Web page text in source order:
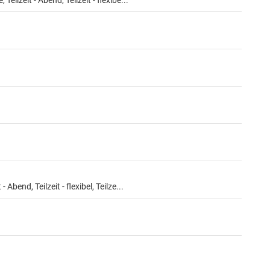
ef82-4acd-9f45-a73f7e995fe6
Teilzeit - flexibel, Teilze...